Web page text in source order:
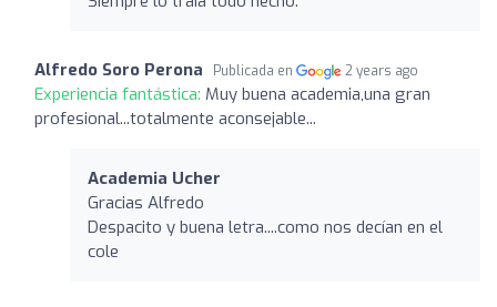
Alfredo Soro Perona Publicada en 2 years ago
Experiencia fantástica: Muy buena academia,una gran
profesional...totalmente aconsejable...
Academia Ucher
Gracias Alfredo
Despacito y buena letra....como nos decían en el
cole